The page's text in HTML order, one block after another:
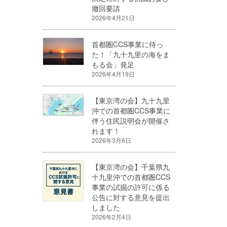
撤回要請
2026年4月21日
首都圏CCS事業に待っ
た！「九十九里の海をま
もる会」発足
2026年4月19日
【東京湾の会】九十九里
沖での首都圏CCS事業に
伴う住民説明会が開催さ
れます！
2026年3月6日
【東京湾の会】千葉県九
十九里沖での首都圏CCS
事業の試掘の許可に係る
公告に対する意見を提出
しました
2026年2月4日